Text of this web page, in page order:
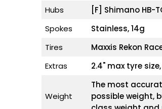
Hubs
[F] Shimano HB-
Spokes
Stainless, 14g
Tires
Maxxis Rekon
Extras
2.4" max tyre
Weight
The most
possible weight,